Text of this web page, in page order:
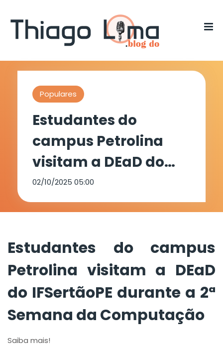
Populares
Estudantes do
campus Petrolina
visitam a DEaD do
IFSertãoPE durante a
2ª Semana da
02/10/2025 05:00
Estudantes do campus
Petrolina visitam a DEaD
do IFSertãoPE durante a 2ª
Semana da Computação
Saiba mais!